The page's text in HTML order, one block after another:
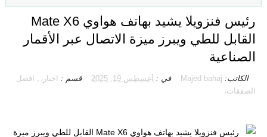
رئيس فنزويلا يشيد بهاتف هواوي Mate X6
القابل للطي ويبرز ميزة الاتصال عبر الأقمار
الصناعية
الكاتب: Majed bahaj في : أغسطس 19, 2025 قسم : اخبار، ,
افضل
الصفقات،